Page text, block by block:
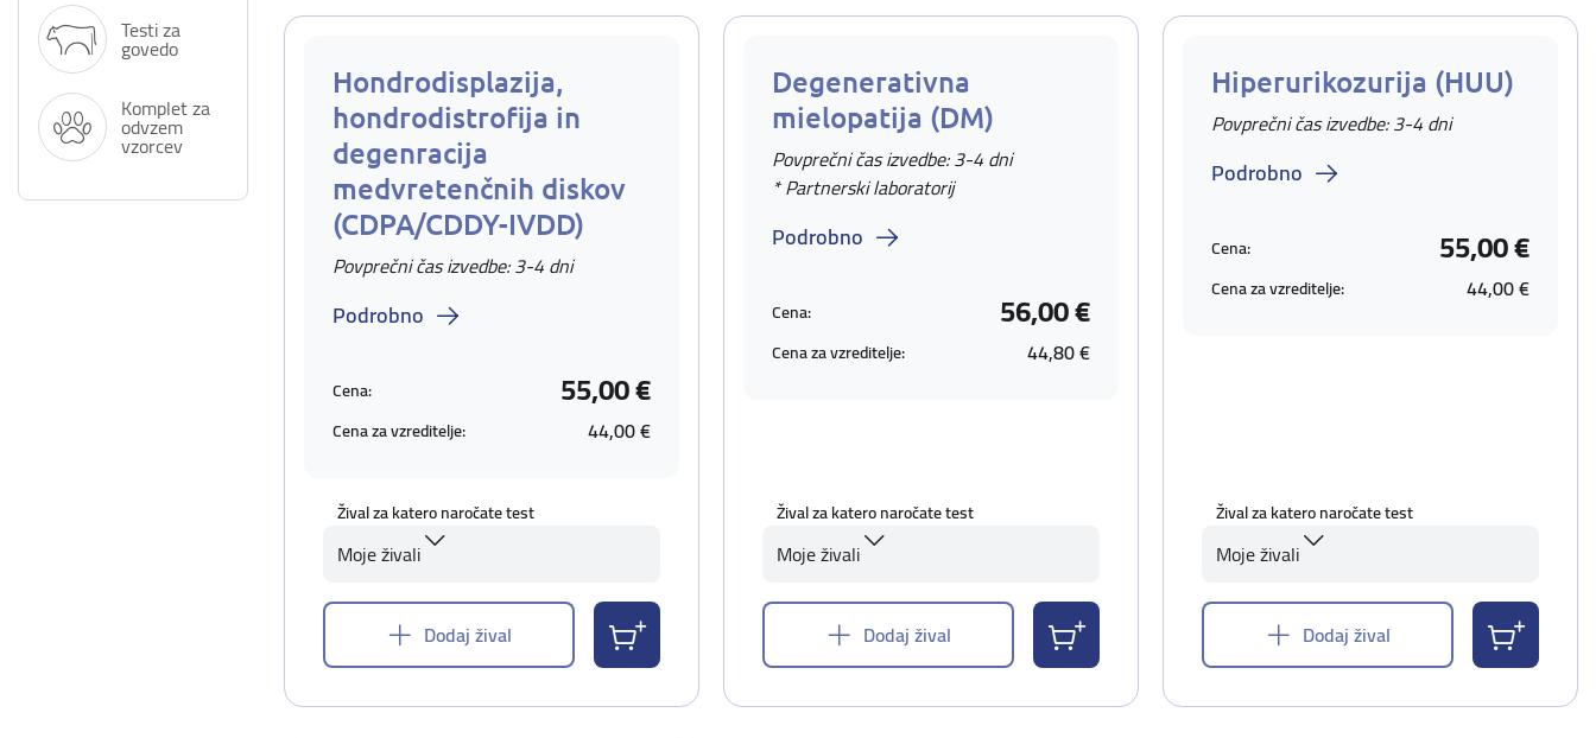
Testi za
govedo
Komplet za
odvzem
vzorcev
Hondrodisplazija,
hondrodistrofija in
degenracija
medvretenčnih diskov
(CDPA/CDDY-IVDD)
Povprečni čas izvedbe: 3-4 dni
Podrobno
Cena: 55,00 €
Cena za vzreditelje: 44,00 €
Žival za katero naročate test
Moje živali
Dodaj žival
Degenerativna
mielopatija (DM)
Povprečni čas izvedbe: 3-4 dni
* Partnerski laboratorij
Podrobno
Cena: 56,00 €
Cena za vzreditelje: 44,80 €
Žival za katero naročate test
Moje živali
Dodaj žival
Hiperurikozurija (HUU)
Povprečni čas izvedbe: 3-4 dni
Podrobno
Cena: 55,00 €
Cena za vzreditelje: 44,00 €
Žival za katero naročate test
Moje živali
Dodaj žival